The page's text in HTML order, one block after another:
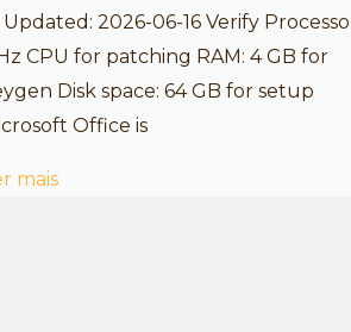
Updated: 2026-06-16 Verify
CPU for patching RAM: 4 GB for
Disk space: 64 GB for setup
Office is
mais